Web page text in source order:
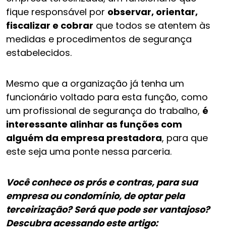
fique responsável por observar, orientar,
fiscalizar e cobrar que todos se atentem às
medidas e procedimentos de segurança
estabelecidos.
Mesmo que a organização já tenha um
funcionário voltado para esta função, como
um profissional de segurança do trabalho, é
interessante alinhar as funções com
alguém da empresa prestadora, para que
este seja uma ponte nessa parceria.
Você conhece os prós e contras, para sua
empresa ou condomínio, de optar pela
terceirização? Será que pode ser vantajoso?
Descubra acessando este artigo: